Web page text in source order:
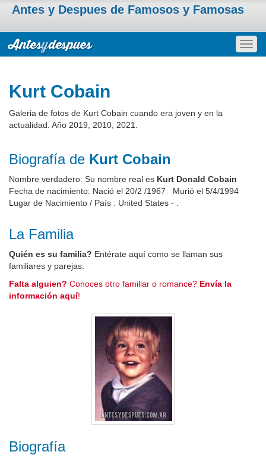
Antes y Despues de Famosos y Famosas
Kurt Cobain
Galeria de fotos de Kurt Cobain cuando era joven y en la
actualidad. Año 2019, 2010, 2021.
Biografía de Kurt Cobain
Nombre verdadero: Su nombre real es Kurt Donald Cobain
Fecha de nacimiento: Nació el 20/2 /1967 Murió el 5/4/1994
Lugar de Nacimiento / País : United States - .
La Familia
Quién es su familia? Entérate aquí como se llaman sus
familiares y parejas:
Falta alguien? Conoces otro familiar o romance? Envía la
información aquí!
Biografía